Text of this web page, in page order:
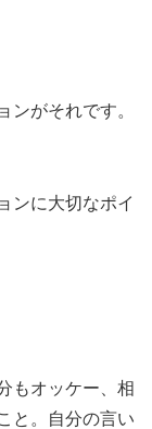
ンがそれです。
ンに大切なポイ
もオッケー、相
と。自分の言い